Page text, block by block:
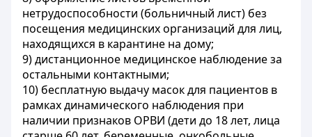
нетрудоспособности (больничный лист) без
посещения медицинских организаций для лиц,
находящихся в карантине на дому;
9) дистанционное медицинское наблюдение за
остальными контактными;
10) бесплатную выдачу масок для пациентов в
рамках динамического наблюдения при
наличии признаков ОРВИ (дети до 18 лет, лица